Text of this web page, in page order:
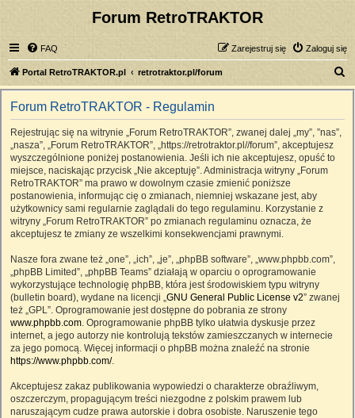
Forum RetroTRAKTOR
FAQ Zaloguj się
Zarejestruj się
Portal RetroTRAKTOR.pl retrotraktor.pl/forum
z
Forum RetroTRAKTOR - Regulamin
Rejestrując się na witrynie „Forum RetroTRAKTOR”, zwanej dalej „my”, ”nas”,
„nasza”, „Forum RetroTRAKTOR”, „https://retrotraktor.pl//forum”, akceptujesz
wyszczególnione poniżej postanowienia. Jeśli ich nie akceptujesz, opuść to
miejsce, naciskając przycisk „Nie akceptuję”. Administracja witryny „Forum
RetroTRAKTOR” ma prawo w dowolnym czasie zmienić poniższe
postanowienia, informując cię o zmianach, niemniej wskazane jest, aby
użytkownicy sami regularnie zaglądali do tego regulaminu. Korzystanie z
witryny „Forum RetroTRAKTOR” po zmianach regulaminu oznacza, że
akceptujesz te zmiany ze wszelkimi konsekwencjami prawnymi.
Nasze fora zwane też „one”, „ich”, „je”, „phpBB software”, „www.phpbb.com”,
„phpBB Limited”, „phpBB Teams” działają w oparciu o oprogramowanie
wykorzystujące technologię phpBB, która jest środowiskiem typu witryny
(bulletin board), wydane na licencji „GNU General Public License v2” zwanej
też „GPL”. Oprogramowanie jest dostępne do pobrania ze strony
www.phpbb.com. Oprogramowanie phpBB tylko ułatwia dyskusje przez
internet, a jego autorzy nie kontrolują tekstów zamieszczanych w internecie
za jego pomocą. Więcej informacji o phpBB można znaleźć na stronie
https://www.phpbb.com/.
Akceptujesz zakaz publikowania wypowiedzi o charakterze obraźliwym,
oszczerczym, propagującym treści niezgodne z polskim prawem lub
naruszającym cudze prawa autorskie i dobra osobiste. Naruszenie tego